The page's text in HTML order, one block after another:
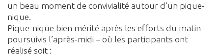
un beau moment de convivialité autour d’un pique-
nique.
Pique-nique bien mérité après les efforts du matin -
poursuivis l’après-midi – où les participants ont
réalisé soit :